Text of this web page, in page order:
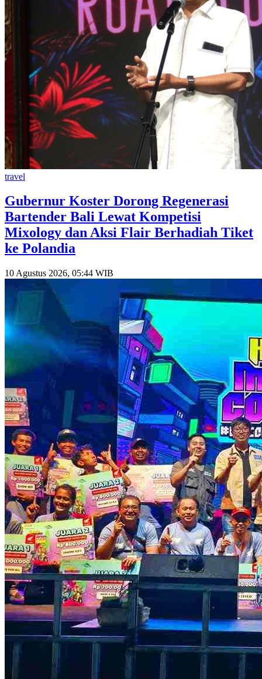
travel
Gubernur Koster Dorong Regenerasi
Bartender Bali Lewat Kompetisi
Mixology dan Aksi Flair Berhadiah Tiket
ke Polandia
10 Agustus 2026, 05:44 WIB